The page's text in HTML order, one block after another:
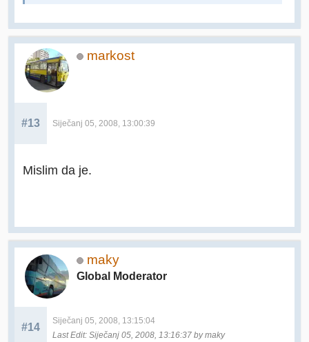
markost
#13 Siječanj 05, 2008, 13:00:39
Mislim da je.
maky
Global Moderator
#14
Siječanj 05, 2008, 13:15:04
Last Edit: Siječanj 05, 2008, 13:16:37 by maky